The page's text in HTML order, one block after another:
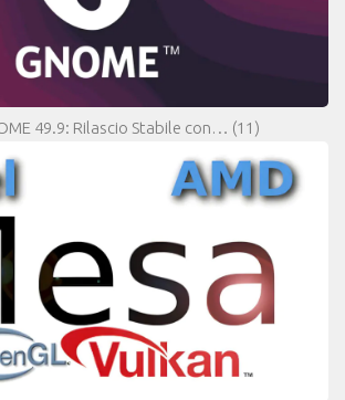
49.9: Rilascio Stabile con… (11)